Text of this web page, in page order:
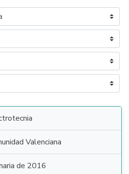
Valenciana
de 2016